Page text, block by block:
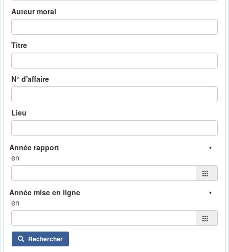
Auteur moral
Titre
N° d'affaire
Lieu
en
en
Rechercher